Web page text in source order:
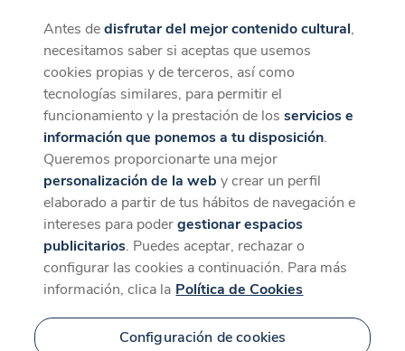
CaixaForum+
La mejor experiencia desde la App
Descargar
Contenido relacionado
para 'El aburrimiento:
¿enfermedad o
síntoma?'
Nueva temporada
Antes dedisfrutar del mejor contenido cultural,
necesitamos saber si aceptas que usemos
cookies propias y de terceros, así como
tecnologías similares, para permitir el
funcionamiento y la prestación de losservicios e
información que ponemos a tu disposición.
Queremos proporcionarte una mejor
personalización de la web y crear un perfil
elaborado a partir de tus hábitos de navegación e
intereses para podergestionar espacios
publicitarios. Puedes aceptar, rechazar o
configurar las cookies a continuación. Para más
información, clica la Política de Cookies
Configuración de cookies